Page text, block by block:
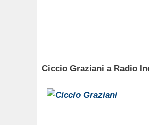
Ciccio Graziani a Radio